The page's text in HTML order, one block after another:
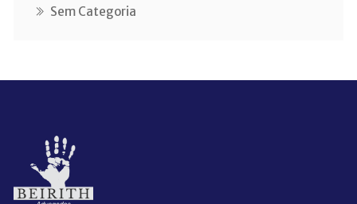
Sem Categoria